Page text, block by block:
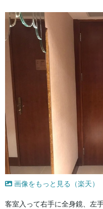
画像をもっと見る（楽天）
客室入って右手に全身鏡、左